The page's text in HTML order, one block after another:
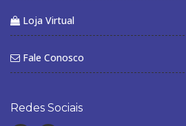
Loja Virtual
Fale Conosco
Redes Sociais